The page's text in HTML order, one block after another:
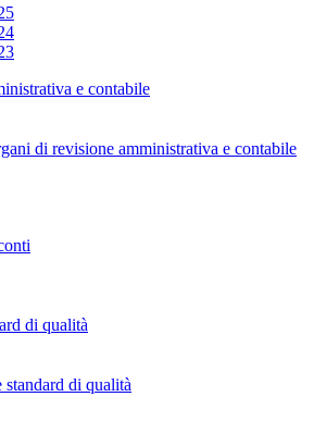
e contabile
di revisione amministrativa e contabile
di qualità
di qualità